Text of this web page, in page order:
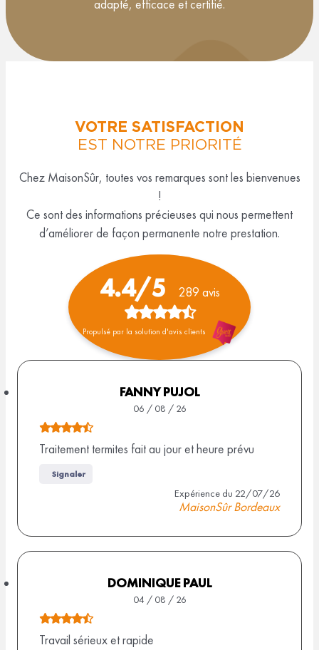
adapté, efficace et certifié.
VOTRE SATISFACTION
EST NOTRE PRIORITÉ
Chez MaisonSûr, toutes vos remarques sont les bienvenues
!
Ce sont des informations précieuses qui nous permettent
d’améliorer de façon permanente notre prestation.
4.4/5
289 avis
N
e
s
r
8
Propulsé par la solution d'avis clients
FANNY PUJOL
06 / 08 / 26
N
o
4
u
r
Traitement termites fait au jour et heure prévu
Signaler
Expérience du 22/07/26
MaisonSûr Bordeaux
DOMINIQUE PAUL
04 / 08 / 26
N
o
Travail sérieux et rapide